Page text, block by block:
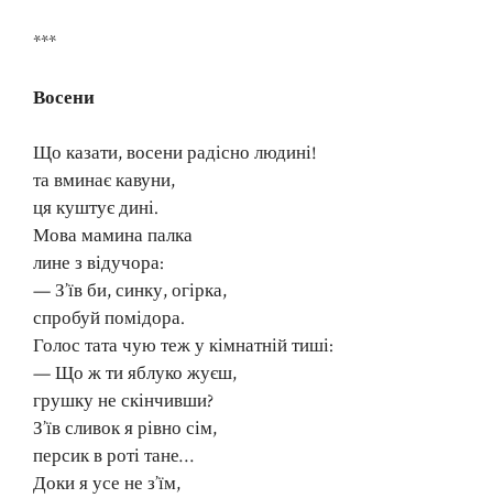
***
Восени
Що казати, восени радісно людині!
та вминає кавуни,
ця куштує дині.
Мова мамина палка
лине з відучора:
— З’їв би, синку, огірка,
спробуй помідора.
Голос тата чую теж у кімнатній тиші:
— Що ж ти яблуко жуєш,
грушку не скінчивши?
З’їв сливок я рівно сім,
персик в роті тане…
Доки я усе не з’їм,